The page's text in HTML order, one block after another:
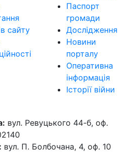
сайту
Паспорт
громади
Дослідження
Новини
порталу
Оперативна
інформація
Історії війни
вул. Ревуцького 44-б, оф.
вул. П. Болбочана, 4, оф. 10